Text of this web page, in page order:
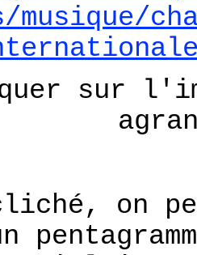
sur
on